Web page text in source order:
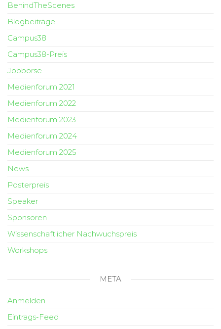
BehindTheScenes
Blogbeiträge
Campus38
Campus38-Preis
Jobbörse
Medienforum 2021
Medienforum 2022
Medienforum 2023
Medienforum 2024
Medienforum 2025
News
Posterpreis
Speaker
Sponsoren
Wissenschaftlicher Nachwuchspreis
Workshops
META
Anmelden
Eintrags-Feed